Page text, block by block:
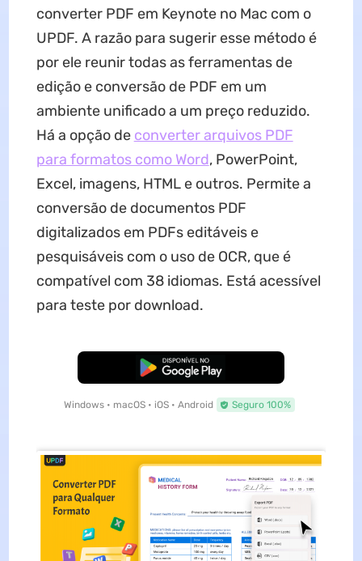
converter PDF em Keynote no Mac com o
UPDF. A razão para sugerir esse método é
por ele reunir todas as ferramentas de
edição e conversão de PDF em um
ambiente unificado a um preço reduzido.
Há a opção de converter arquivos PDF
para formatos como Word, PowerPoint,
Excel, imagens, HTML e outros. Permite a
conversão de documentos PDF
digitalizados em PDFs editáveis e
pesquisáveis com o uso de OCR, que é
compatível com 38 idiomas. Está acessível
para teste por download.
Baixar Grátis
Windows • macOS • iOS • Android Seguro 100%